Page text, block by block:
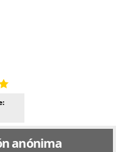
anónima